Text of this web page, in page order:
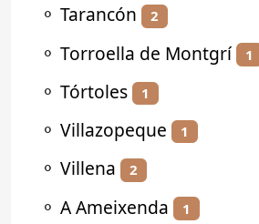
⚬ Tarancón 2
⚬ Torroella de Montgrí 1
⚬ Tórtoles 1
⚬ Villazopeque 1
⚬ Villena 2
⚬ A Ameixenda 1